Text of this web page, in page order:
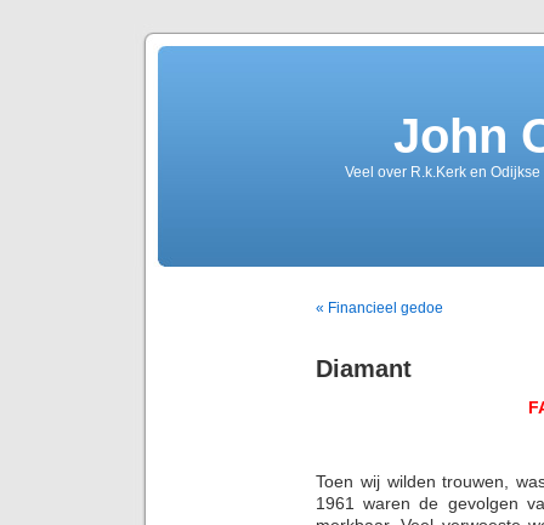
John
Veel over R.k.Kerk en
« Financieel gedoe
Diamant
Toen wij wilden trouwen,
1961 waren de gevolgen